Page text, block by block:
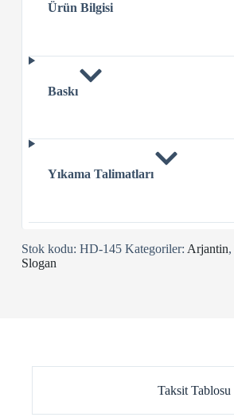
Ürün Bilgisi
Baskı
Yıkama Talimatları
Stok kodu: HD-145 Kategoriler: Arjantin,
Slogan
Taksit Tablosu